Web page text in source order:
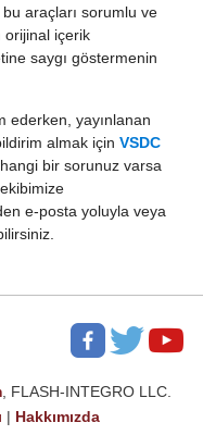
araçları sorumlu ve
orijinal içerik
saygı göstermenin
ederken, yayınlanan
almak için VSDC
bir sorunuz varsa
e-posta yoluyla veya
, FLASH-INTEGRO LLC.
| Hakkımızda